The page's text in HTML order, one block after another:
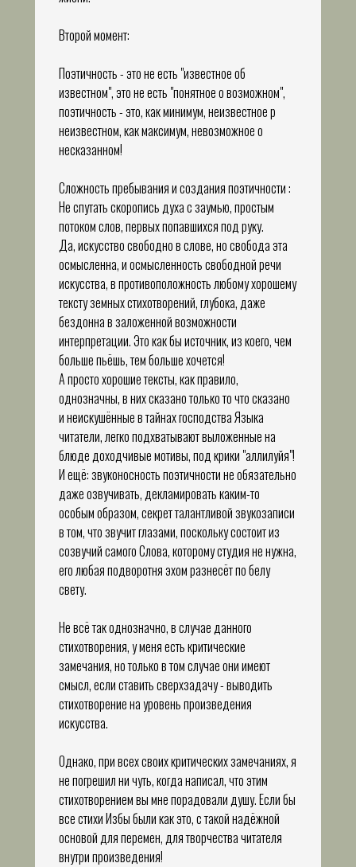
Второй момент:
Поэтичность - это не есть "известное об
известном", это не есть "понятное о возможном",
поэтичность - это, как минимум, неизвестное р
неизвестном, как максимум, невозможное о
несказанном!
Сложность пребывания и создания поэтичности :
Не спутать скоропись духа с заумью, простым
потоком слов, первых попавшихся под руку.
Да, искусство свободно в слове, но свобода эта
осмысленна, и осмысленность свободной речи
искусства, в противоположность любому хорошему
тексту земных стихотворений, глубока, даже
бездонна в заложенной возможности
интерпретации. Это как бы источник, из коего, чем
больше пьёшь, тем больше хочется!
А просто хорошие тексты, как правило,
однозначны, в них сказано только то что сказано
и неискушённые в тайнах господства Языка
читатели, легко подхватывают выложенные на
блюде доходчивые мотивы, под крики "аллилуйя"!
И ещё: звуконосность поэтичности не обязательно
даже озвучивать, декламировать каким-то
особым образом, секрет талантливой звукозаписи
в том, что звучит глазами, поскольку состоит из
созвучий самого Слова, которому студия не нужна,
его любая подворотня эхом разнесёт по белу
свету.
Не всё так однозначно, в случае данного
стихотворения, у меня есть критические
замечания, но только в том случае они имеют
смысл, если ставить сверхзадачу - выводить
стихотворение на уровень произведения
искусства.
Однако, при всех своих критических замечаниях, я
не погрешил ни чуть, когда написал, что этим
стихотворением вы мне порадовали душу. Если бы
все стихи Избы были как это, с такой надёжной
основой для перемен, для творчества читателя
внутри произведения!